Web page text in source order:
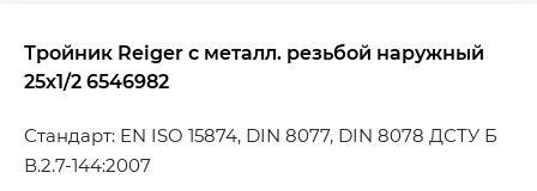
Тройник Reiger с металл. резьбой наружный
25х1/2 6546982
Стандарт: EN ISO 15874, DIN 8077, DIN 8078 ДСТУ Б
В.2.7-144:2007